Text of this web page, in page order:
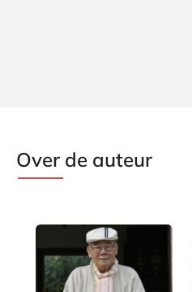
Over de auteur